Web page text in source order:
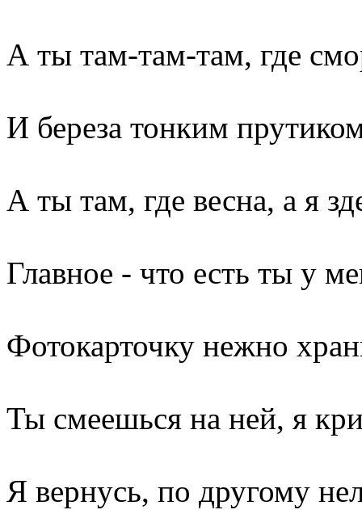
А ты там-там-там, где
И береза тонким
А ты там, где весна, а я
Главное - что есть ты у
Фотокарточку нежно
Ты смеешься на ней, я
Я вернусь, по другому